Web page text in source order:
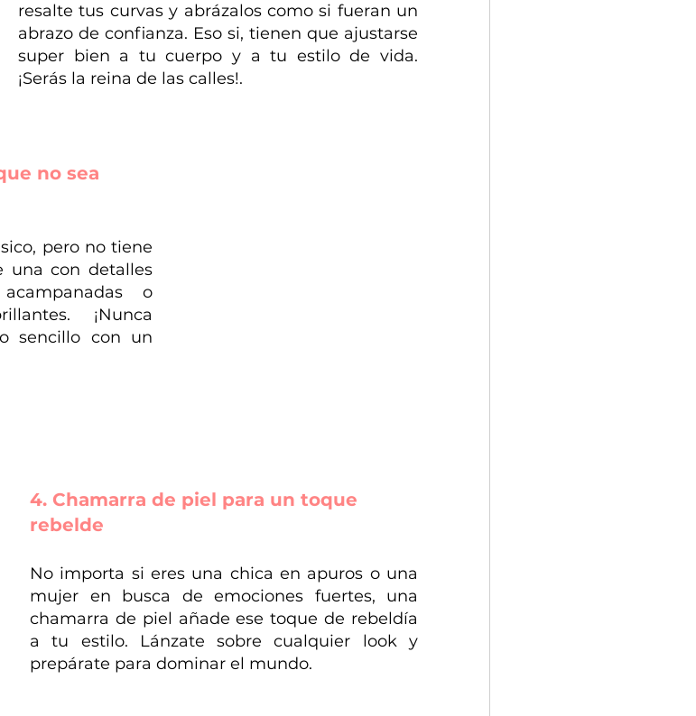
resalte tus curvas y abrázalos como si fueran un
abrazo de confianza. Eso si, tienen que ajustarse
super bien a tu cuerpo y a tu estilo de vida.
¡Serás la reina de las calles!.
no sea
pero no tiene
una con detalles
o
¡Nunca
sencillo con un
4. Chamarra de piel para un toque
rebelde
No importa si eres una chica en apuros o una
mujer en busca de emociones fuertes, una
chamarra de piel añade ese toque de rebeldía
a tu estilo. Lánzate sobre cualquier look y
prepárate para dominar el mundo.